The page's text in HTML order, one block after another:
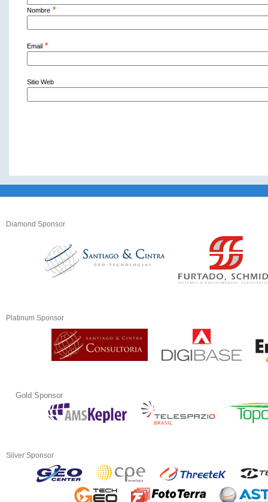
Nombre *
Email *
Sitio Web
Diamond Sponsor
Platinum Sponsor
Gold Sponsor
Silver Sponsor